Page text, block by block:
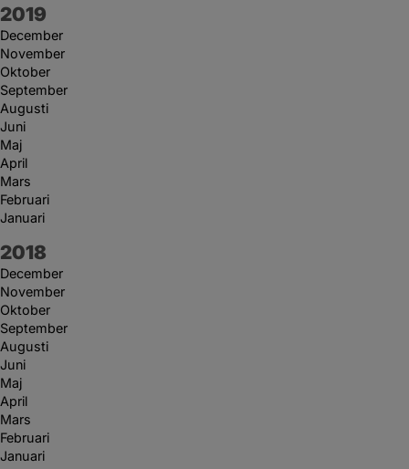
År:
2019
December
November
Oktober
September
Augusti
Juni
Maj
April
Mars
Februari
Januari
År:
2018
December
November
Oktober
September
Augusti
Juni
Maj
April
Mars
Februari
Januari